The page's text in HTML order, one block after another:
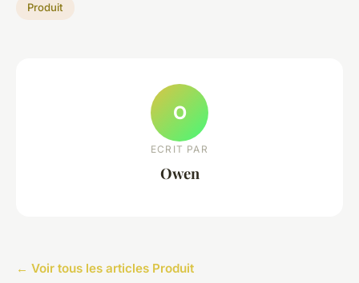
Produit
O
ECRIT PAR
Owen
← Voir tous les articles Produit